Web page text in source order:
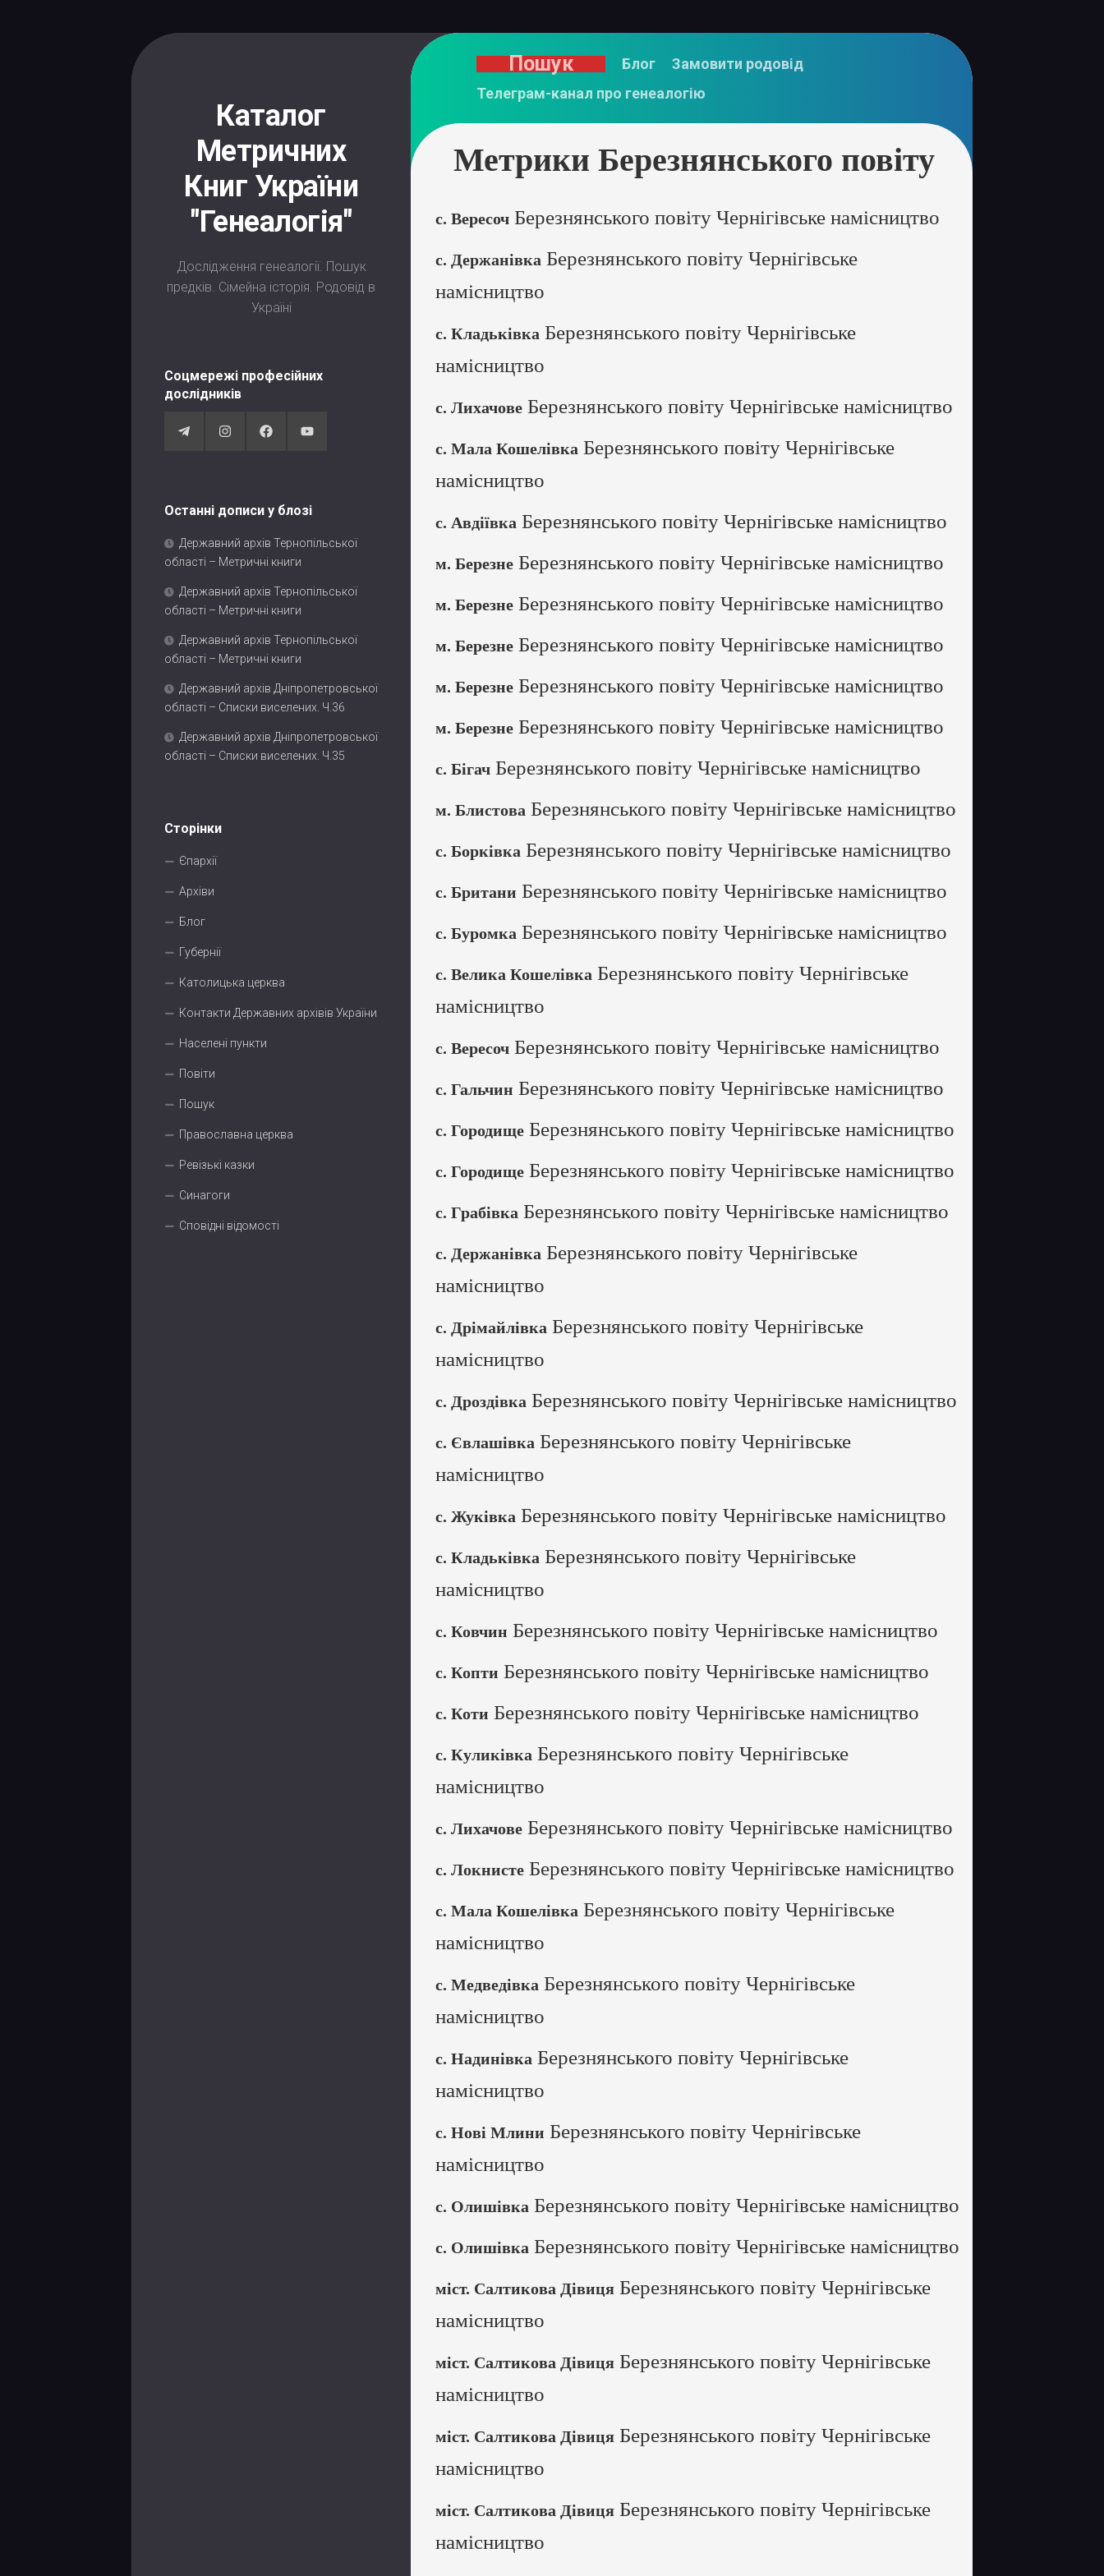
Каталог
Метричних
Книг України
"Генеалогія"
Дослідження генеалогії. Пошук
предків. Сімейна історія. Родовід в
Україні
Соцмережі професійних
дослідників
Останні дописи у блозі
Державний архів Тернопільської
області – Метричні книги
Державний архів Тернопільської
області – Метричні книги
Державний архів Тернопільської
області – Метричні книги
Державний архів Дніпропетровської
області – Списки виселених. Ч.36
Державний архів Дніпропетровської
області – Списки виселених. Ч.35
Сторінки
Єпархії
Архіви
Блог
Губернії
Католицька церква
Контакти Державних архівів України
Населені пункти
Повіти
Пошук
Православна церква
Ревізькі казки
Синагоги
Сповідні відомості
Пошук Блог
Замовити родовід
Телеграм-канал про генеалогію
Метрики Березнянського повіту
с. Вересоч Березнянського повіту Чернігівське намісництво
с. Держанівка Березнянського повіту Чернігівське
намісництво
с. Кладьківка Березнянського повіту Чернігівське
намісництво
с. Лихачове Березнянського повіту Чернігівське намісництво
с. Мала Кошелівка Березнянського повіту Чернігівське
намісництво
с. Авдіївка Березнянського повіту Чернігівське намісництво
м. Березне Березнянського повіту Чернігівське намісництво
м. Березне Березнянського повіту Чернігівське намісництво
м. Березне Березнянського повіту Чернігівське намісництво
м. Березне Березнянського повіту Чернігівське намісництво
м. Березне Березнянського повіту Чернігівське намісництво
с. Бігач Березнянського повіту Чернігівське намісництво
м. Блистова Березнянського повіту Чернігівське намісництво
с. Борківка Березнянського повіту Чернігівське намісництво
с. Британи Березнянського повіту Чернігівське намісництво
с. Буромка Березнянського повіту Чернігівське намісництво
с. Велика Кошелівка Березнянського повіту Чернігівське
намісництво
с. Вересоч Березнянського повіту Чернігівське намісництво
с. Гальчин Березнянського повіту Чернігівське намісництво
с. Городище Березнянського повіту Чернігівське намісництво
с. Городище Березнянського повіту Чернігівське намісництво
с. Грабівка Березнянського повіту Чернігівське намісництво
с. Держанівка Березнянського повіту Чернігівське
намісництво
с. Дрімайлівка Березнянського повіту Чернігівське
намісництво
с. Дроздівка Березнянського повіту Чернігівське намісництво
с. Євлашівка Березнянського повіту Чернігівське
намісництво
с. Жуківка Березнянського повіту Чернігівське намісництво
с. Кладьківка Березнянського повіту Чернігівське
намісництво
с. Ковчин Березнянського повіту Чернігівське намісництво
с. Копти Березнянського повіту Чернігівське намісництво
с. Коти Березнянського повіту Чернігівське намісництво
с. Куликівка Березнянського повіту Чернігівське
намісництво
с. Лихачове Березнянського повіту Чернігівське намісництво
с. Локнисте Березнянського повіту Чернігівське намісництво
с. Мала Кошелівка Березнянського повіту Чернігівське
намісництво
с. Медведівка Березнянського повіту Чернігівське
намісництво
с. Надинівка Березнянського повіту Чернігівське
намісництво
с. Нові Млини Березнянського повіту Чернігівське
намісництво
с. Олишівка Березнянського повіту Чернігівське намісництво
с. Олишівка Березнянського повіту Чернігівське намісництво
міст. Салтикова Дівиця Березнянського повіту Чернігівське
намісництво
міст. Салтикова Дівиця Березнянського повіту Чернігівське
намісництво
міст. Салтикова Дівиця Березнянського повіту Чернігівське
намісництво
міст. Салтикова Дівиця Березнянського повіту Чернігівське
намісництво